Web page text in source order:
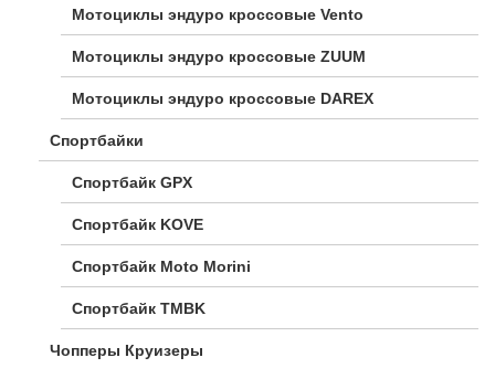
Мотоциклы эндуро кроссовые Vento
Мотоциклы эндуро кроссовые ZUUM
Мотоциклы эндуро кроссовые DAREX
Спортбайки
Спортбайк GPX
Спортбайк KOVE
Спортбайк Moto Morini
Спортбайк TMBK
Чопперы Круизеры